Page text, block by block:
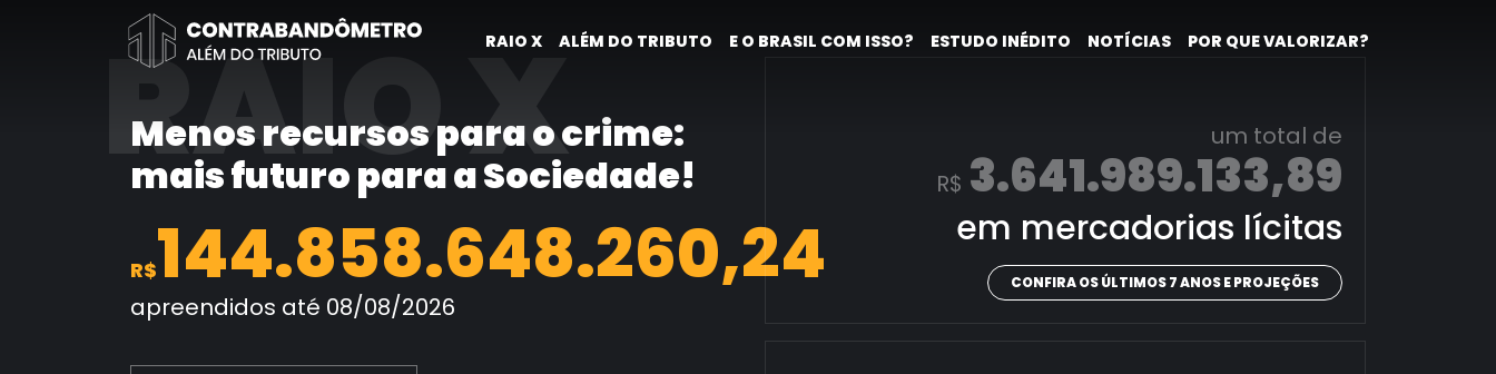
RAIO X ALÉM DO TRIBUTO E O BRASIL COM ISSO? ESTUDO INÉDITO NOTÍCIAS POR QUE VALORIZAR?
RAIO X
Menos recursos para o crime:
mais futuro para a Sociedade!
R$144.858.649.008,47
apreendidos até 08/08/2026
um total de
R$ 3.641.989.133,89
em mercadorias lícitas
CONFIRA OS ÚLTIMOS 7 ANOS E PROJEÇÕES